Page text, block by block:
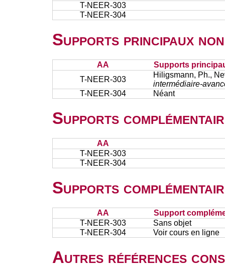
T-NEER-303
T-NEER-304
Supports principaux
AA
Supports
T-NEER-303
Hiligsmann, Ph.,
intermédiaire-
T-NEER-304
Néant
Supports
AA
T-NEER-303
T-NEER-304
Supports
AA
Support
T-NEER-303
Sans objet
T-NEER-304
Voir cours en ligne
Autres références